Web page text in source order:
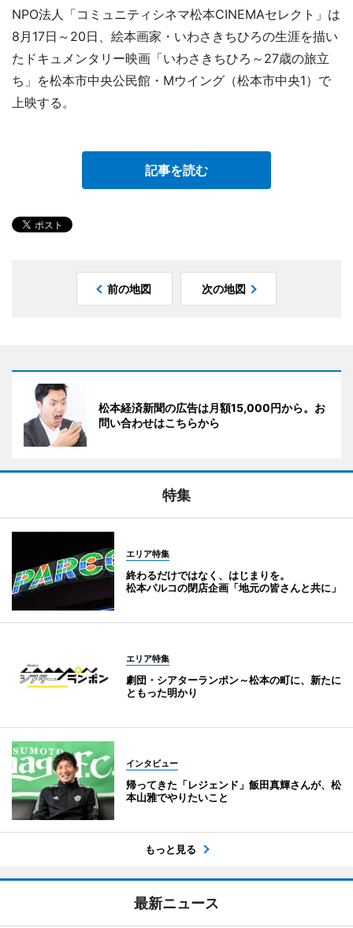
NPO法人「コミュニティシネマ松本CINEMAセレクト」は
8月17日～20日、絵本画家・いわさきちひろの生涯を描い
たドキュメンタリー映画「いわさきちひろ～27歳の旅立
ち」を松本市中央公民館・Mウイング（松本市中央1）で
上映する。
記事を読む
前の地図 次の地図
松本経済新聞の広告は月額15,000円から。お
問い合わせはこちらから
特集
エリア特集
終わるだけではなく、はじまりを。
松本パルコの閉店企画「地元の皆さんと共に」
エリア特集
劇団・シアターランポン～松本の町に、新たに
ともった明かり
インタビュー
帰ってきた「レジェンド」飯田真輝さんが、松
本山雅でやりたいこと
もっと見る
最新ニュース